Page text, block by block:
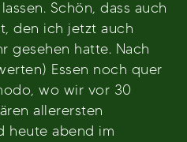
Schön, dass auch
den ich jetzt auch
gesehen hatte. Nach
Essen noch quer
wo wir vor 30
allerersten
heute abend im